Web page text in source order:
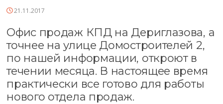
21.11.2017
Офис продаж КПД на Дериглазова, а
точнее на улице Домостроителей 2,
по нашей информации, откроют в
течении месяца. В настоящее время
практически все готово для работы
нового отдела продаж.